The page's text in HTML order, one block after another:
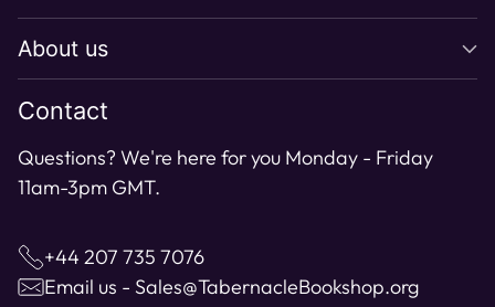
About us
Contact
Questions? We're here for you Monday - Friday
11am-3pm GMT.
+44 207 735 7076
Email us - Sales@TabernacleBookshop.org